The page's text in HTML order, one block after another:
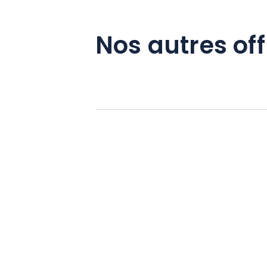
Nos autres